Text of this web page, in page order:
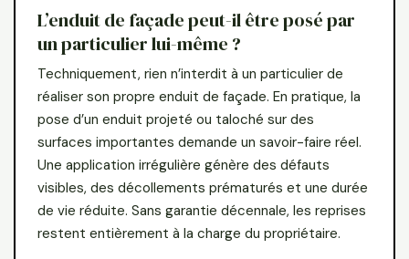
L’enduit de façade peut-il être posé par
un particulier lui-même ?
Techniquement, rien n’interdit à un particulier de
réaliser son propre enduit de façade. En pratique, la
pose d’un enduit projeté ou taloché sur des
surfaces importantes demande un savoir-faire réel.
Une application irrégulière génère des défauts
visibles, des décollements prématurés et une durée
de vie réduite. Sans garantie décennale, les reprises
restent entièrement à la charge du propriétaire.